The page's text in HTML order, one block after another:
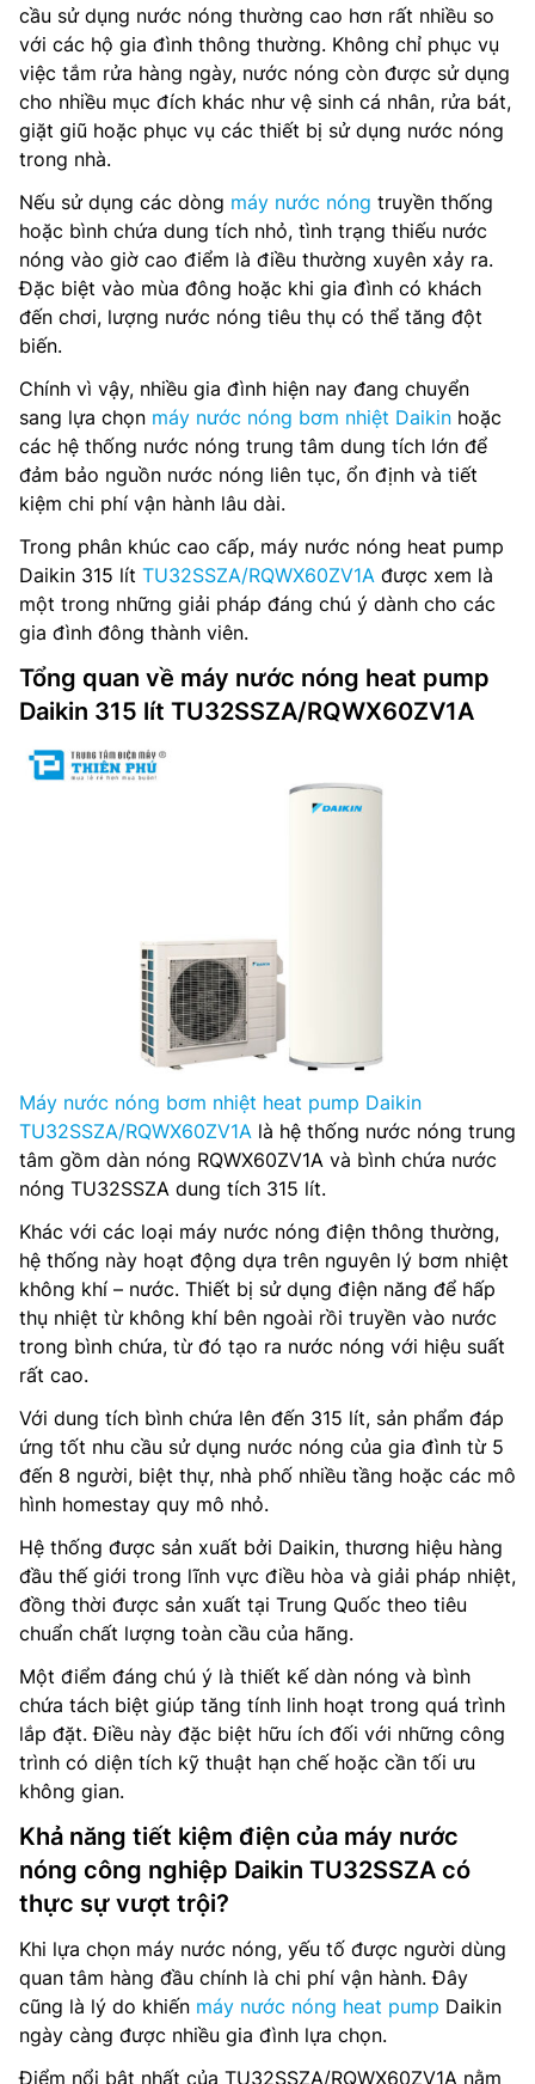
cầu sử dụng nước nóng thường cao hơn rất nhiều so
với các hộ gia đình thông thường. Không chỉ phục vụ
việc tắm rửa hàng ngày, nước nóng còn được sử dụng
cho nhiều mục đích khác như vệ sinh cá nhân, rửa bát,
giặt giũ hoặc phục vụ các thiết bị sử dụng nước nóng
trong nhà.
Nếu sử dụng các dòng máy nước nóng truyền thống
hoặc bình chứa dung tích nhỏ, tình trạng thiếu nước
nóng vào giờ cao điểm là điều thường xuyên xảy ra.
Đặc biệt vào mùa đông hoặc khi gia đình có khách
đến chơi, lượng nước nóng tiêu thụ có thể tăng đột
biến.
Chính vì vậy, nhiều gia đình hiện nay đang chuyển
sang lựa chọn máy nước nóng bơm nhiệt Daikin hoặc
các hệ thống nước nóng trung tâm dung tích lớn để
đảm bảo nguồn nước nóng liên tục, ổn định và tiết
kiệm chi phí vận hành lâu dài.
Trong phân khúc cao cấp, máy nước nóng heat pump
Daikin 315 lít TU32SSZA/RQWX60ZV1A được xem là
một trong những giải pháp đáng chú ý dành cho các
gia đình đông thành viên.
Tổng quan về máy nước nóng heat pump
Daikin 315 lít TU32SSZA/RQWX60ZV1A
Máy nước nóng bơm nhiệt heat pump Daikin
TU32SSZA/RQWX60ZV1A là hệ thống nước nóng trung
tâm gồm dàn nóng RQWX60ZV1A và bình chứa nước
nóng TU32SSZA dung tích 315 lít.
Khác với các loại máy nước nóng điện thông thường,
hệ thống này hoạt động dựa trên nguyên lý bơm nhiệt
không khí – nước. Thiết bị sử dụng điện năng để hấp
thụ nhiệt từ không khí bên ngoài rồi truyền vào nước
trong bình chứa, từ đó tạo ra nước nóng với hiệu suất
rất cao.
Với dung tích bình chứa lên đến 315 lít, sản phẩm đáp
ứng tốt nhu cầu sử dụng nước nóng của gia đình từ 5
đến 8 người, biệt thự, nhà phố nhiều tầng hoặc các mô
hình homestay quy mô nhỏ.
Hệ thống được sản xuất bởi Daikin, thương hiệu hàng
đầu thế giới trong lĩnh vực điều hòa và giải pháp nhiệt,
đồng thời được sản xuất tại Trung Quốc theo tiêu
chuẩn chất lượng toàn cầu của hãng.
Một điểm đáng chú ý là thiết kế dàn nóng và bình
chứa tách biệt giúp tăng tính linh hoạt trong quá trình
lắp đặt. Điều này đặc biệt hữu ích đối với những công
trình có diện tích kỹ thuật hạn chế hoặc cần tối ưu
không gian.
Khả năng tiết kiệm điện của máy nước
nóng công nghiệp Daikin TU32SSZA có
thực sự vượt trội?
Khi lựa chọn máy nước nóng, yếu tố được người dùng
quan tâm hàng đầu chính là chi phí vận hành. Đây
cũng là lý do khiến máy nước nóng heat pump Daikin
ngày càng được nhiều gia đình lựa chọn.
Điểm nổi bật nhất của TU32SSZA/RQWX60ZV1A nằm